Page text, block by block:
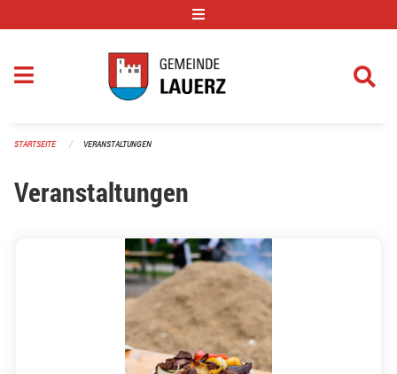
STARTSEITE VERANSTALTUNGEN
Veranstaltungen